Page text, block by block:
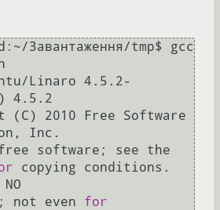
Завантаження/tmp$ gcc
Linaro 4.5.2-
4.5.2
(C) 2010 Free Software
Inc.
copying conditions.
not even for